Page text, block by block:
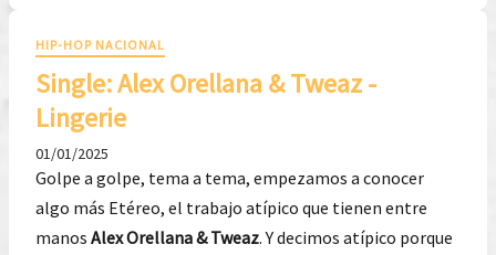
HIP-HOP NACIONAL
Single: ​Alex Orellana & Tweaz -
Lingerie
01/01/2025
Golpe a golpe, tema a tema, empezamos a conocer
algo más Etéreo, el trabajo atípico que tienen entre
manos Alex Orellana & Tweaz. Y decimos atípico porque